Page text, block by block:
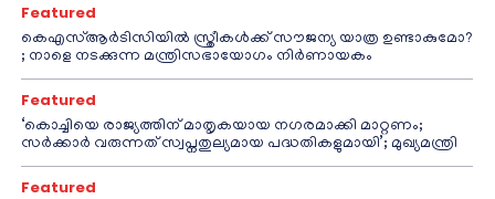
Featured
കെഎസ്ആർടിസിയിൽ സ്ത്രീകൾക്ക് സൗജന്യ യാത്ര ഉണ്ടാകുമോ?
; നാളെ നടക്കുന്ന മന്ത്രിസഭായോഗം നിർണായകം
Featured
‘കൊച്ചിയെ രാജ്യത്തിന് മാതൃകയായ നഗരമാക്കി മാറ്റണം;
സർക്കാർ വരുന്നത് സ്വപ്നതുല്യമായ പദ്ധതികളുമായി’; മുഖ്യമന്ത്രി
Featured